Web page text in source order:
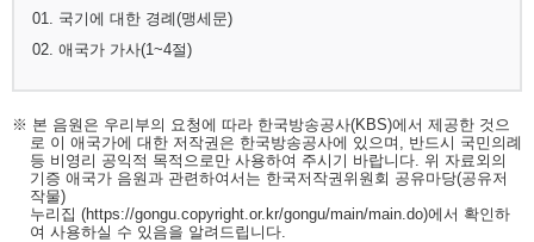
01. 국기에 대한 경례(맹세문)
02. 애국가 가사(1~4절)
※ 본 음원은 우리부의 요청에 따라 한국방송공사(KBS)에서 제공한 것으
로 이 애국가에 대한 저작권은 한국방송공사에 있으며, 반드시 국민의례
등 비영리 공익적 목적으로만 사용하여 주시기 바랍니다. 위 자료외의
기증 애국가 음원과 관련하여서는 한국저작권위원회 공유마당(공유저
작물)
누리집 (https://gongu.copyright.or.kr/gongu/main/main.do)에서 확인하
여 사용하실 수 있음을 알려드립니다.